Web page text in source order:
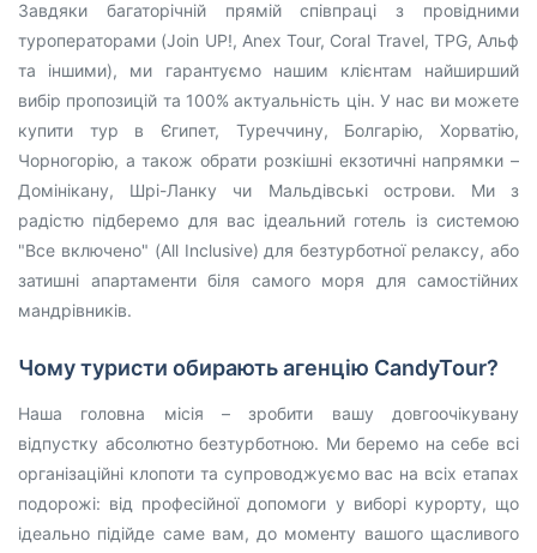
Завдяки багаторічній прямій співпраці з провідними
туроператорами (Join UP!, Anex Tour, Coral Travel, TPG, Альф
та іншими), ми гарантуємо нашим клієнтам найширший
вибір пропозицій та 100% актуальність цін. У нас ви можете
купити тур в Єгипет, Туреччину, Болгарію, Хорватію,
Чорногорію, а також обрати розкішні екзотичні напрямки –
Домінікану, Шрі-Ланку чи Мальдівські острови. Ми з
радістю підберемо для вас ідеальний готель із системою
"Все включено" (All Inclusive) для безтурботної релаксу, або
затишні апартаменти біля самого моря для самостійних
мандрівників.
Чому туристи обирають агенцію CandyTour?
Наша головна місія – зробити вашу довгоочікувану
відпустку абсолютно безтурботною. Ми беремо на себе всі
організаційні клопоти та супроводжуємо вас на всіх етапах
подорожі: від професійної допомоги у виборі курорту, що
ідеально підійде саме вам, до моменту вашого щасливого